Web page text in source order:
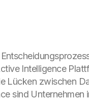
Intelligence
Lücken zwischen
sind Unternehmen